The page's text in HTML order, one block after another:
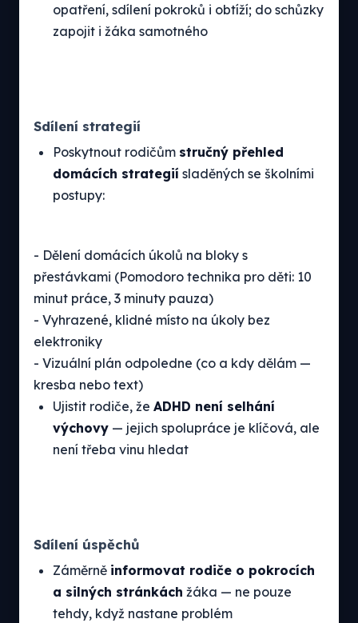
opatření, sdílení pokroků i obtíží; do schůzky
zapojit i žáka samotného
Sdílení strategií
Poskytnout rodičům stručný přehled
domácích strategií sladěných se školními
postupy:
- Dělení domácích úkolů na bloky s
přestávkami (Pomodoro technika pro děti: 10
minut práce, 3 minuty pauza)
- Vyhrazené, klidné místo na úkoly bez
elektroniky
- Vizuální plán odpoledne (co a kdy dělám —
kresba nebo text)
Ujistit rodiče, že ADHD není selhání
výchovy — jejich spolupráce je klíčová, ale
není třeba vinu hledat
Sdílení úspěchů
Záměrně informovat rodiče o pokrocích
a silných stránkách žáka — ne pouze
tehdy, když nastane problém